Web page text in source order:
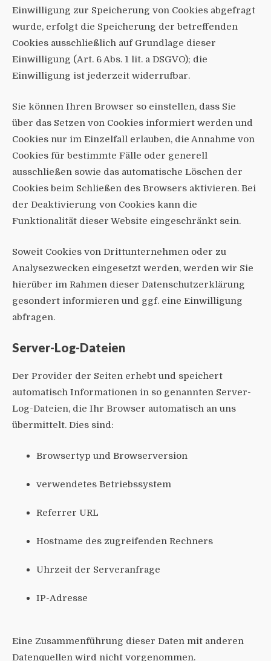
Einwilligung zur Speicherung von Cookies abgefragt
wurde, erfolgt die Speicherung der betreffenden
Cookies ausschließlich auf Grundlage dieser
Einwilligung (Art. 6 Abs. 1 lit. a DSGVO); die
Einwilligung ist jederzeit widerrufbar.
Sie können Ihren Browser so einstellen, dass Sie
über das Setzen von Cookies informiert werden und
Cookies nur im Einzelfall erlauben, die Annahme von
Cookies für bestimmte Fälle oder generell
ausschließen sowie das automatische Löschen der
Cookies beim Schließen des Browsers aktivieren. Bei
der Deaktivierung von Cookies kann die
Funktionalität dieser Website eingeschränkt sein.
Soweit Cookies von Drittunternehmen oder zu
Analysezwecken eingesetzt werden, werden wir Sie
hierüber im Rahmen dieser Datenschutzerklärung
gesondert informieren und ggf. eine Einwilligung
abfragen.
Server-Log-Dateien
Der Provider der Seiten erhebt und speichert
automatisch Informationen in so genannten Server-
Log-Dateien, die Ihr Browser automatisch an uns
übermittelt. Dies sind:
Browsertyp und Browserversion
verwendetes Betriebssystem
Referrer URL
Hostname des zugreifenden Rechners
Uhrzeit der Serveranfrage
IP-Adresse
Eine Zusammenführung dieser Daten mit anderen
Datenquellen wird nicht vorgenommen.